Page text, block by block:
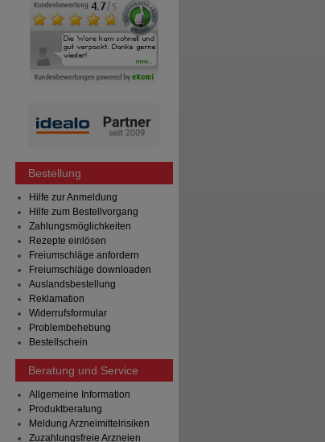
Bestellung
Hilfe zur Anmeldung
Hilfe zum Bestellvorgang
Zahlungsmöglichkeiten
Rezepte einlösen
Freiumschläge anfordern
Freiumschläge downloaden
Auslandsbestellung
Reklamation
Widerrufsformular
Problembehebung
Bestellschein
Beratung und Service
Allgemeine Information
Produktberatung
Meldung Arzneimittelrisiken
Zuzahlungsfreie Arzneien